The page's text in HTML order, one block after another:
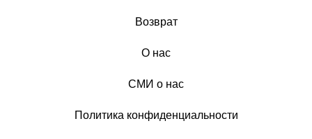
Возврат
О нас
СМИ о нас
Политика конфиденциальности